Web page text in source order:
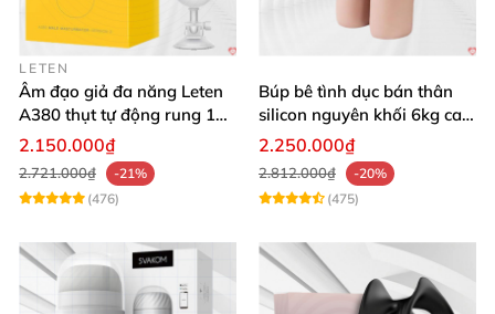
LETEN
Âm đạo giả đa năng Leten
A380 thụt tự động rung 10
chế độ
2.150.000₫
2.721.000₫
-21%
(476)
Búp bê tình dục bán thân
silicon nguyên khối 6kg cao
cấp giá rẻ
2.250.000₫
2.812.000₫
-20%
(475)